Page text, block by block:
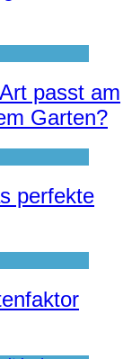
passt am
Garten?
perfekte